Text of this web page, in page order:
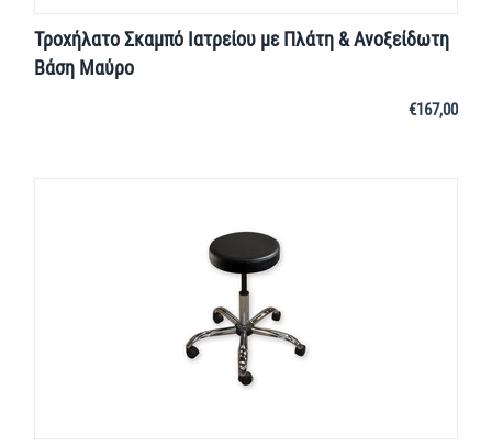
Τροχήλατο Σκαμπό Ιατρείου με Πλάτη & Ανοξείδωτη
Βάση Μαύρο
€167,00